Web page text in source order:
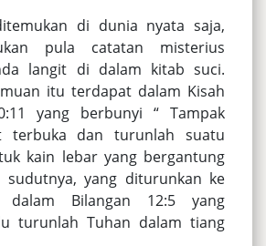
di dunia nyata saja,
pula catatan misterius
langit di dalam kitab suci.
itu terdapat dalam Kisah
yang berbunyi “ Tampak
terbuka dan turunlah suatu
kain lebar yang bergantung
sudutnya, yang diturunkan ke
dalam Bilangan 12:5 yang
turunlah Tuhan dalam tiang